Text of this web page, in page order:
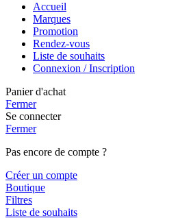
Accueil
Marques
Promotion
Rendez-vous
Liste de souhaits
Connexion / Inscription
Panier d'achat
Fermer
Se connecter
Fermer
Pas encore de compte ?
Créer un compte
Boutique
Filtres
Liste de souhaits